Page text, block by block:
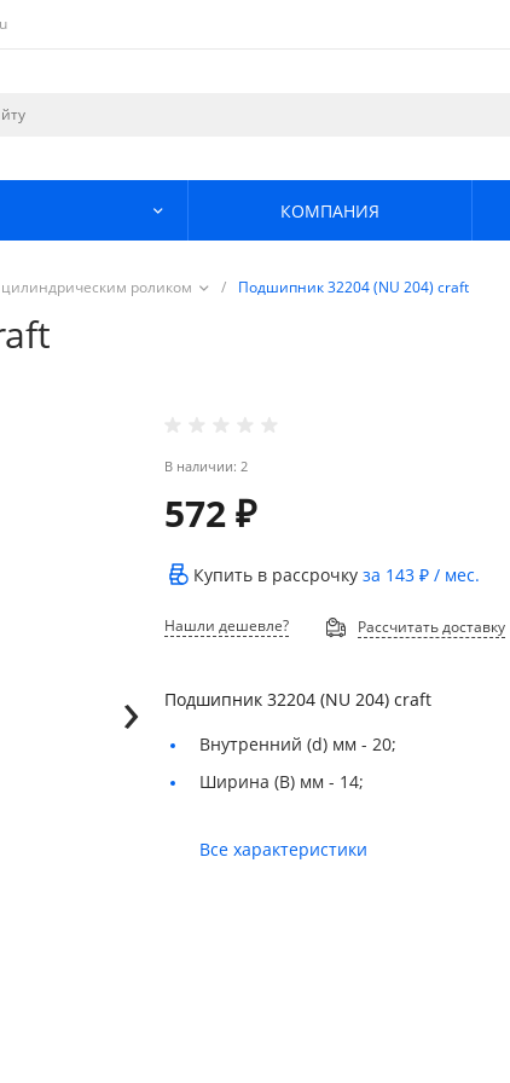
КОМПАНИЯ
роликом / Подшипник 32204 (NU 204) craft
›
В наличии: 2
572 ₽
Купить в рассрочкуза 143 ₽ / мес.
Нашли дешевле? Рассчитать доставку
Подшипник 32204 (NU 204) craft
Внутренний (d) мм - 20;
Ширина (B) мм - 14;
Все характеристики